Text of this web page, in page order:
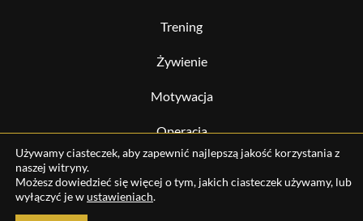
Trening
Żywienie
Motywacja
Operacja
Damian Radowicz © 2026
Używamy ciasteczek, aby zapewnić najlepszą jakość korzystania z
naszej witryny.
Możesz dowiedzieć się więcej o tym, jakich ciasteczek używamy, lub
wyłączyć je wustawieniach.